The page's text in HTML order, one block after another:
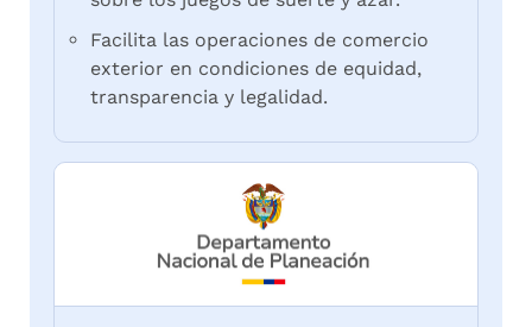
Facilita las operaciones de comercio
exterior en condiciones de equidad,
transparencia y legalidad.